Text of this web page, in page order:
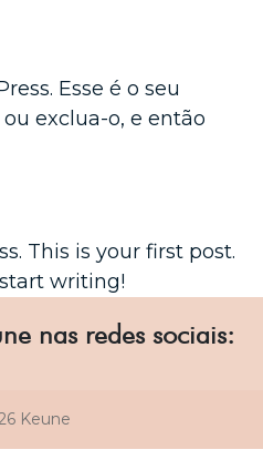
Esse é o seu
exclua-o, e então
This is your first post.
writing!
nas redes sociais:
Keune